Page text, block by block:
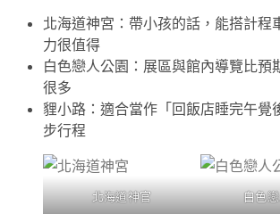
北海道神宮：帶小孩的話，能搭計程
力很值得
白色戀人公園：展區與館內導覽比預
很多
貍小路：適合當作「回飯店睡完午覺
步行程
北海道神官 白色